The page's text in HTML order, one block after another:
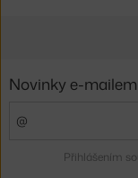
Novinky e-mailem
Přihlášením